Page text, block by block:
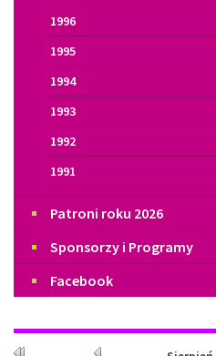
1996
1995
1994
1993
1992
1991
Patroni roku 2026
Sponsorzy i Programy
Facebook